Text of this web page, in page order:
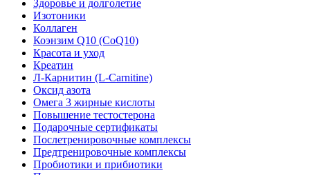
Здоровье и долголетие
Изотоники
Коллаген
Коэнзим Q10 (CoQ10)
Красота и уход
Креатин
Л-Карнитин (L-Сarnitine)
Оксид азота
Омега 3 жирные кислоты
Повышение тестостерона
Подарочные сертификаты
Послетренировочные комплексы
Предтренировочные комплексы
Пробиотики и прибиотики